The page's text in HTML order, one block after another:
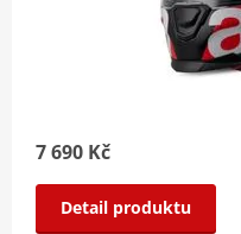
7 690 Kč
Detail produktu